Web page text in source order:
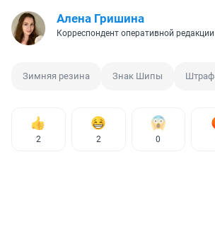
Алена Гришина
Корреспондент оперативной редакции
Зимняя резина Знак Шипы Штраф
2 2 0